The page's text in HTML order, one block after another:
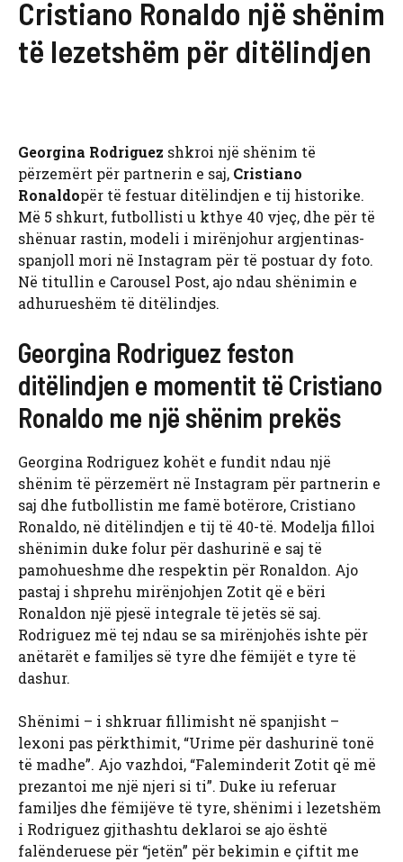
Cristiano Ronaldo një shënim
të lezetshëm për ditëlindjen
Georgina Rodriguez shkroi një shënim të
përzemërt për partnerin e saj, Cristiano
Ronaldopër të festuar ditëlindjen e tij historike.
Më 5 shkurt, futbollisti u kthye 40 vjeç, dhe për të
shënuar rastin, modeli i mirënjohur argjentinas-
spanjoll mori në Instagram për të postuar dy foto.
Në titullin e Carousel Post, ajo ndau shënimin e
adhurueshëm të ditëlindjes.
Georgina Rodriguez feston
ditëlindjen e momentit të Cristiano
Ronaldo me një shënim prekës
Georgina Rodriguez kohët e fundit ndau një
shënim të përzemërt në Instagram për partnerin e
saj dhe futbollistin me famë botërore, Cristiano
Ronaldo, në ditëlindjen e tij të 40-të. Modelja filloi
shënimin duke folur për dashurinë e saj të
pamohueshme dhe respektin për Ronaldon. Ajo
pastaj i shprehu mirënjohjen Zotit që e bëri
Ronaldon një pjesë integrale të jetës së saj.
Rodriguez më tej ndau se sa mirënjohës ishte për
anëtarët e familjes së tyre dhe fëmijët e tyre të
dashur.
Shënimi – i shkruar fillimisht në spanjisht –
lexoni pas përkthimit, “Urime për dashurinë tonë
të madhe”. Ajo vazhdoi, “Faleminderit Zotit që më
prezantoi me një njeri si ti”. Duke iu referuar
familjes dhe fëmijëve të tyre, shënimi i lezetshëm
i Rodriguez gjithashtu deklaroi se ajo është
falënderuese për “jetën” për bekimin e çiftit me